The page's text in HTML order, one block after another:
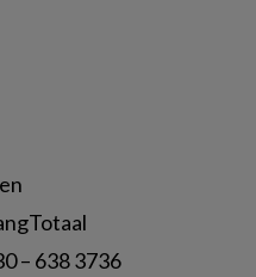
– 638 3736